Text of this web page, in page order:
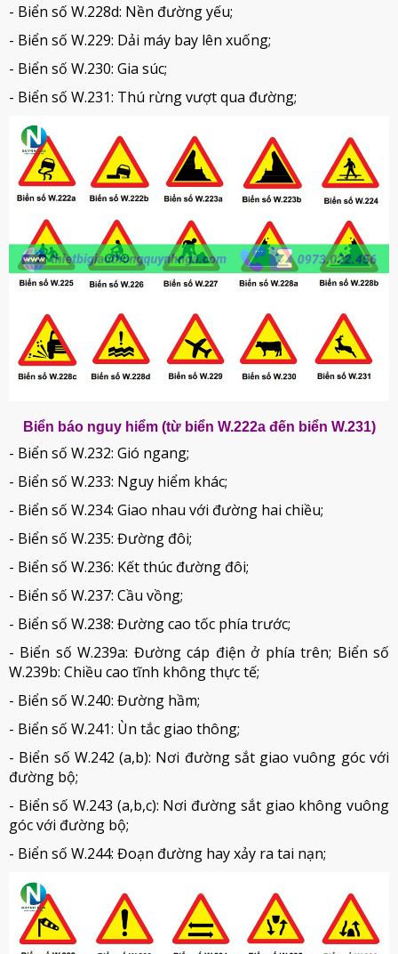
- Biển số W.228d: Nền đường yếu;
- Biển số W.229: Dải máy bay lên xuống;
- Biển số W.230: Gia súc;
- Biển số W.231: Thú rừng vượt qua đường;
Biển báo nguy hiểm (từ biển W.222a đến biển W.231)
- Biển số W.232: Gió ngang;
- Biển số W.233: Nguy hiểm khác;
- Biển số W.234: Giao nhau với đường hai chiều;
- Biển số W.235: Đường đôi;
- Biển số W.236: Kết thúc đường đôi;
- Biển số W.237: Cầu vồng;
- Biển số W.238: Đường cao tốc phía trước;
- Biển số W.239a: Đường cáp điện ở phía trên; Biển số
W.239b: Chiều cao tĩnh không thực tế;
- Biển số W.240: Đường hầm;
- Biển số W.241: Ùn tắc giao thông;
- Biển số W.242 (a,b): Nơi đường sắt giao vuông góc với
đường bộ;
- Biển số W.243 (a,b,c): Nơi đường sắt giao không vuông
góc với đường bộ;
- Biển số W.244: Đoạn đường hay xảy ra tai nạn;